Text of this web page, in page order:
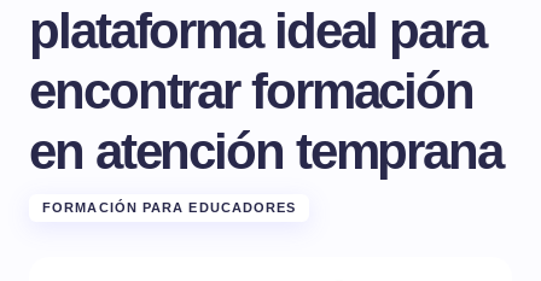
plataforma ideal para
encontrar formación
en atención temprana
FORMACIÓN PARA EDUCADORES